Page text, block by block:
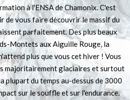
à l'ENSA de Chamonix. C'est
de vous faire découvrir le massif du
parfaitement. Des plus beaux
Montets aux Aiguille Rouge, la
plus que vous cet hiver ! Vous
majoritairement glaciaires et surtout
plupart du temps au-dessus de 3000
sur le souffle et sur l'endurance.